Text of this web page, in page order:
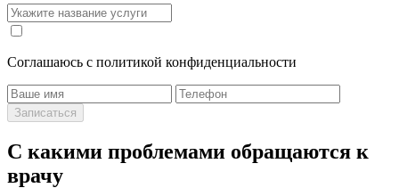
Cоглашаюсь с политикой конфиденциальности
Записаться
С какими проблемами обращаются к
врачу